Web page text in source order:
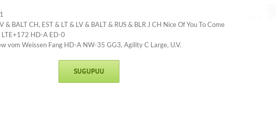
& BALT CH, EST & LT & LV & BALT & RUS & BLR J CH Nice Of You To Come
HD-A ED-0
vom Weissen Fang HD-A NW-35 GG3, Agility C Large, U.V.
SUGUPUU